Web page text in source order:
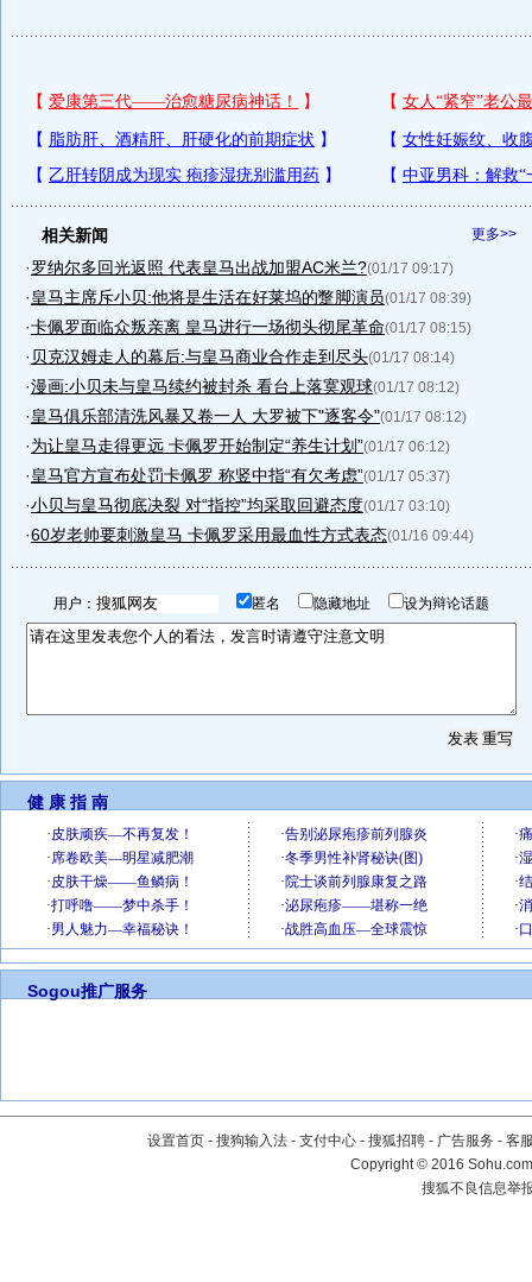
更多>>
相关新闻
·罗纳尔多回光返照 代表皇马出战加盟AC米兰?(01/17 09:17)
·皇马主席斥小贝:他将是生活在好莱坞的蹩脚演员(01/17 08:39)
·卡佩罗面临众叛亲离 皇马进行一场彻头彻尾革命(01/17 08:15)
· 贝克汉姆走人的幕后:与皇马商业合作走到尽头(01/17 08:14)
·漫画:小贝未与皇马续约被封杀 看台上落寞观球(01/17 08:12)
·皇马俱乐部清洗风暴又卷一人 大罗被下"逐客令"(01/17 08:12)
·为让皇马走得更远 卡佩罗开始制定“养生计划”(01/17 06:12)
·皇马官方宣布处罚卡佩罗 称竖中指“有欠考虑”(01/17 05:37)
·小贝与皇马彻底决裂 对“指控”均采取回避态度(01/17 03:10)
·60岁老帅要刺激皇马 卡佩罗采用最血性方式表态(01/16 09:44)
用户： 匿名 隐藏地址 设为辩论话题
健 康 指 南
Sogou推广服务
设置首页 - 搜狗输入法 - 支付中心 - 搜狐招聘 - 广告服务 - 客
Copyright©2016
搜狐不良信息举